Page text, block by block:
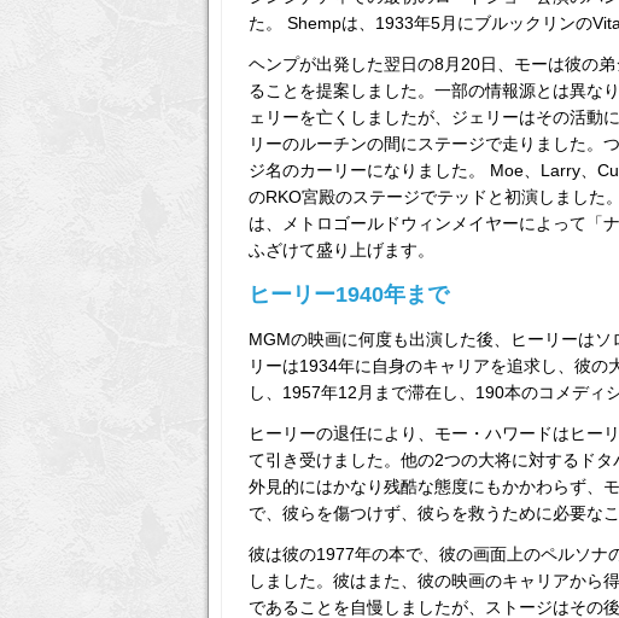
た。 Shempは、1933年5月にブルックリンの
ヘンプが出発した翌日の8月20日、モーは彼の
ることを提案しました。一部の情報源とは異な
ェリーを亡くしましたが、ジェリーはその活動
リーのルーチンの間にステージで走りました。
ジ名のカーリーになりました。 Moe、Larry、
のRKO宮殿のステージでテッドと初演しました
は、メトロゴールドウィンメイヤーによって「
ふざけて盛り上げます。
ヒーリー1940年まで
MGMの映画に何度も出演した後、ヒーリーは
リーは1934年に自身のキャリアを追求し、彼
し、1957年12月まで滞在し、190本のコメディ
ヒーリーの退任により、モー・ハワードはヒー
て引き受けました。他の2つの大将に対するド
外見的にはかなり残酷な態度にもかかわらず、
で、彼らを傷つけず、彼らを救うために必要な
彼は彼の1977年の本で、彼の画面上のペルソナ
しました。彼はまた、彼の映画のキャリアから
であることを自慢しましたが、ストージはその